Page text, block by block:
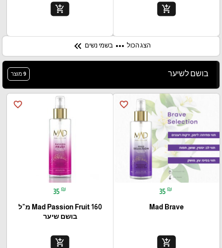
add_shopping_cart
add_shopping_cart
הצג הכול more_horiz בשמי נשים keyboard_double_arrow_left
בושם לשיער 9 מוצר
favorite_border
35 ₪
Mad Brave
add_shopping_cart
favorite_border
35 ₪
Mad Passion Fruit 160 מ"ל
בושם שיער
add_shopping_cart